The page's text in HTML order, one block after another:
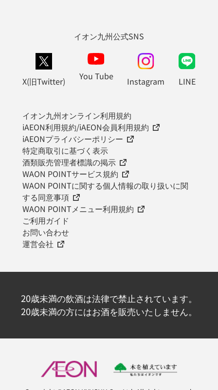
イオン九州公式SNS
X(旧Twitter) You Tube Instagram LINE
イオン九州オンライン利用規約
iAEON利用規約/iAEON会員利用規約
iAEONプライバシーポリシー
特定商取引に基づく表示
酒類販売管理者標識の掲示
WAON POINTサービス規約
WAON POINTに関する個人情報の取り扱いに関
する同意事項
WAON POINTメニュー利用規約
ご利用ガイド
お問い合わせ
運営会社
20歳未満の飲酒は法律で禁止されています。
20歳未満の方にはお酒を販売いたしません。